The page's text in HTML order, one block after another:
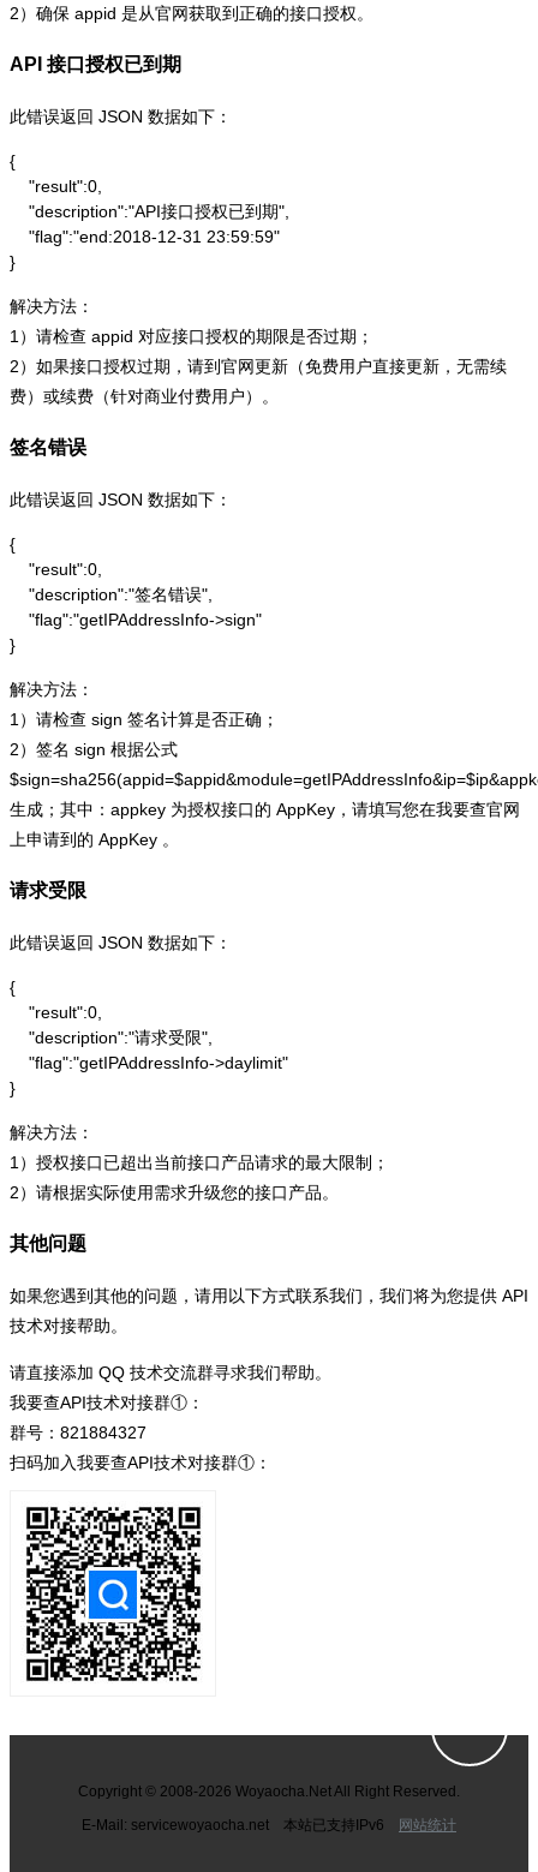
2）确保 appid 是从官网获取到正确的接口授权。
API 接口授权已到期
此错误返回 JSON 数据如下：
{
    "result":0,
    "description":"API接口授权已到期",
    "flag":"end:2018-12-31 23:59:59"
}
解决方法：
1）请检查 appid 对应接口授权的期限是否过期；
2）如果接口授权过期，请到官网更新（免费用户直接更新，无需续
费）或续费（针对商业付费用户）。
签名错误
此错误返回 JSON 数据如下：
{
    "result":0,
    "description":"签名错误",
    "flag":"getIPAddressInfo->sign"
}
解决方法：
1）请检查 sign 签名计算是否正确；
2）签名 sign 根据公式
生成；其中：appkey 为授权接口的 AppKey，请填写您在我要查官网
上申请到的 AppKey 。
请求受限
此错误返回 JSON 数据如下：
{
    "result":0,
    "description":"请求受限",
    "flag":"getIPAddressInfo->daylimit"
}
解决方法：
1）授权接口已超出当前接口产品请求的最大限制；
2）请根据实际使用需求升级您的接口产品。
其他问题
如果您遇到其他的问题，请用以下方式联系我们，我们将为您提供 API
技术对接帮助。
请直接添加 QQ 技术交流群寻求我们帮助。
我要查API技术对接群①：
群号：821884327
扫码加入我要查API技术对接群①：
Copyright © 2008-2026 Woyaocha.Net All Right Reserved.
E-Mail: servicewoyaocha.net 本站已支持IPv6 网站统计